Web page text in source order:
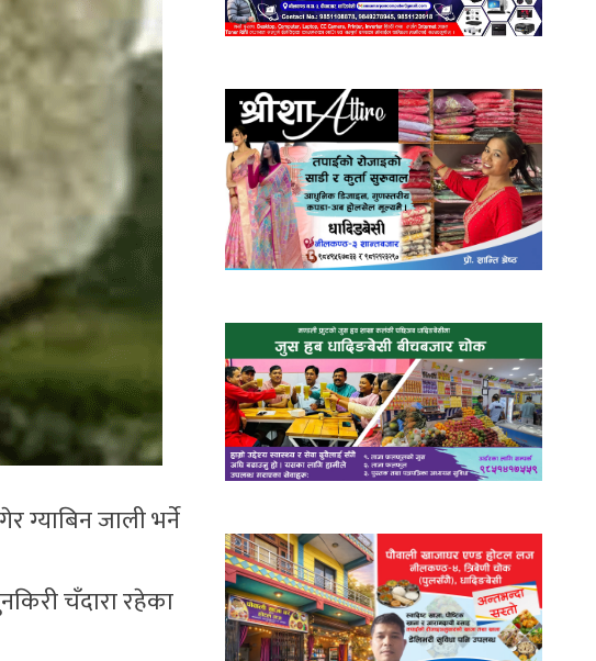
जाली भर्ने
चँदारा रहेका